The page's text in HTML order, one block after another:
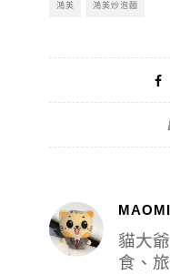
鴻美 鴻美炒泡麵
MAOMI
貓大
食、